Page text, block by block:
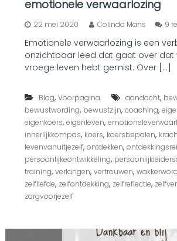
emotionele verwaarlozing
22 mei 2020 Colinda Mans 9
Emotionele verwaarlozing is een
onzichtbaar leed dat gaat over dat
vroege leven hebt gemist. Over […]
Blog, Voorpagina aandacht,
bewustwording, bewustzijn, coaching,
eigenkoers, eigenleven,
innerlijkkompas, koers, koersbepalen,
levenvanuitjezelf, ontdekken,
persoonlijkeontwikkeling,
training, verlangen, vertrouwen,
zelfliefde, zelfontdekking, zelfreflectie,
zorgvoorjezelf